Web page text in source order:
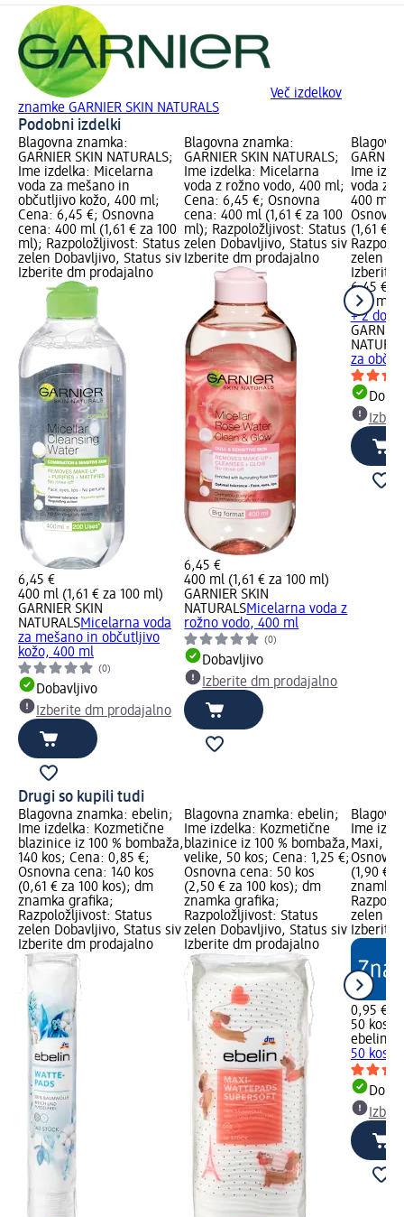
Več izdelkov
znamke GARNIER SKIN NATURALS
Podobni izdelki
Blagovna znamka:
GARNIER SKIN NATURALS;
Ime izdelka: Micelarna
voda za mešano in
občutljivo kožo, 400 ml;
Cena: 6,45 €; Osnovna
cena: 400 ml (1,61 € za 100
ml); Razpoložljivost: Status
zelen Dobavljivo, Status siv
Izberite dm prodajalno
6,45 €
400 ml (1,61 € za 100 ml)
GARNIER SKIN
NATURALSMicelarna voda
za mešano in občutljivo
kožo, 400 ml
(0)
Dobavljivo
Izberite dm prodajalno
Blagovna znamka:
GARNIER SKIN NATURALS;
Ime izdelka: Micelarna
voda z rožno vodo, 400 ml;
Cena: 6,45 €; Osnovna
cena: 400 ml (1,61 € za 100
ml); Razpoložljivost: Status
zelen Dobavljivo, Status siv
Izberite dm prodajalno
6,45 €
400 ml (1,61 € za 100 ml)
GARNIER SKIN
NATURALSMicelarna voda z
rožno vodo, 400 ml
(0)
Dobavljivo
Izberite dm prodajalno
Ime
voda za
400 ml;
(1,61 €
zelen
Izberite
6,45 €
400 ml
+ 2
za
Drugi so kupili tudi
Blagovna znamka: ebelin;
Ime izdelka: Kozmetične
blazinice iz 100 % bombaža,
140 kos; Cena: 0,85 €;
Osnovna cena: 140 kos
(0,61 € za 100 kos); dm
znamka grafika;
Razpoložljivost: Status
zelen Dobavljivo, Status siv
Izberite dm prodajalno
Blagovna znamka: ebelin;
Ime izdelka: Kozmetične
blazinice iz 100 % bombaža,
velike, 50 kos; Cena: 1,25 €;
Osnovna cena: 50 kos
(2,50 € za 100 kos); dm
znamka grafika;
Razpoložljivost: Status
zelen Dobavljivo, Status siv
Izberite dm prodajalno
Ime
Maxi,
(1,90 €
znamka
zelen
Izberite
0,95 €
50 kos
ebelin
50 kos